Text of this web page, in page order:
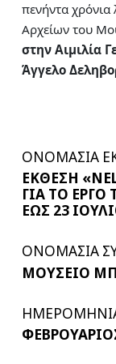
πενήντα
Αρχείων του
στην Αιμιλία
Άγγελο
ΟΝΟΜΑΣΙΑ
ΕΚΘΕΣΗ
ΓΙΑ ΤΟ
ΕΩΣ 23
ΟΝΟΜΑΣΙΑ
ΜΟΥΣΕΙΟ